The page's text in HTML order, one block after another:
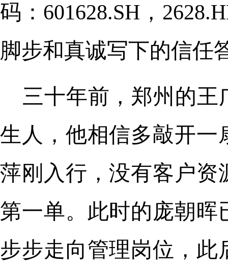
码：601628.SH，
脚步和真诚写下的信任
三十年前，郑州的
生人，他相信多敲开一
萍刚入行，没有客户资
第一单。此时的庞朝
步步走向管理岗位，